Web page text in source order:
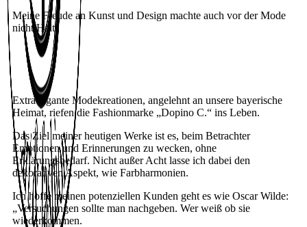
Meine Freude an Kunst und Design machte auch vor der Mode
nicht Halt.
Extravagante Modekreationen, angelehnt an unsere bayerische
Heimat, riefen die Fashionmarke „Dopino C.“ ins Leben.
Das Ziel meiner heutigen Werke ist es, beim Betrachter
Emotionen und Erinnerungen zu wecken, ohne
Erklärungsbedarf. Nicht außer Acht lasse ich dabei den
dekorativen Aspekt, wie Farbharmonien.
Ich hoffe meinen potenziellen Kunden geht es wie Oscar Wilde:
„Versuchungen sollte man nachgeben. Wer weiß ob sie
wiederkommen.